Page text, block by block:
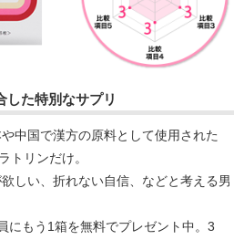
た特別なサプリ
中国で漢方の原料として使用された
トリンだけ。
しい、折れない自信、などと考える男
にもう1箱を無料でプレゼント中。3